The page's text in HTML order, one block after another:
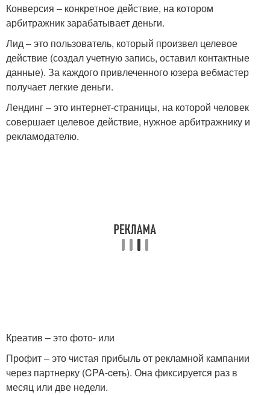
Конверсия – конкретное действие, на котором
арбитражник зарабатывает деньги.
Лид – это пользователь, который произвел целевое
действие (создал учетную запись, оставил контактные
данные). За каждого привлеченного юзера вебмастер
получает легкие деньги.
Лендинг – это интернет-страницы, на которой человек
совершает целевое действие, нужное арбитражнику и
рекламодателю.
Креатив – это фото- или
Профит – это чистая прибыль от рекламной кампании
через партнерку (CPA-cеть). Она фиксируется раз в
месяц или две недели.